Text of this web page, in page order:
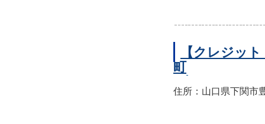
【クレジッ
町
住所：山口県下関市